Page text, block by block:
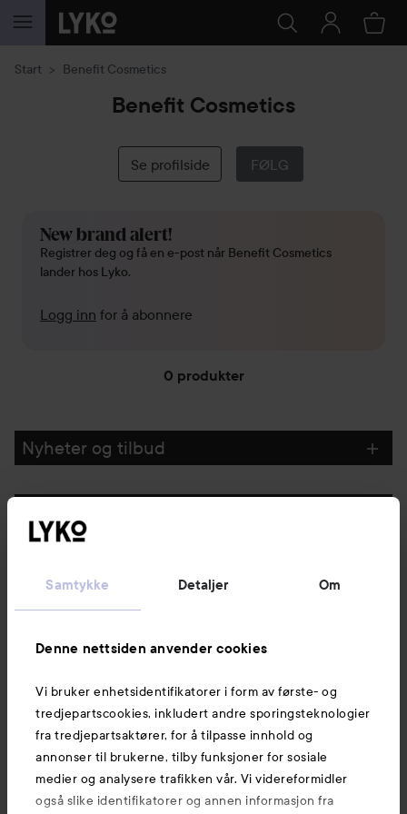
Samtykke Detaljer Om
Denne nettsiden anvender cookies
Vi bruker enhetsidentifikatorer i form av første- og
tredjepartscookies, inkludert andre sporingsteknologier
fra tredjepartsaktører, for å tilpasse innhold og
annonser til brukerne, tilby funksjoner for sosiale
medier og analysere trafikken vår. Vi videreformidler
også slike identifikatorer og annen informasjon fra
GÅ TIL INNHOLD
Start Benefit Cosmetics
Benefit Cosmetics
Se profilside FØLG
New brand alert!
Registrer deg og få en e-post når Benefit Cosmetics
lander hos Lyko.
Logg inn for å abonnere
0 produkter
GÅ TIL FILTRE
Nyheter og tilbud
Kundeservice
Informasjon
Også av interesse